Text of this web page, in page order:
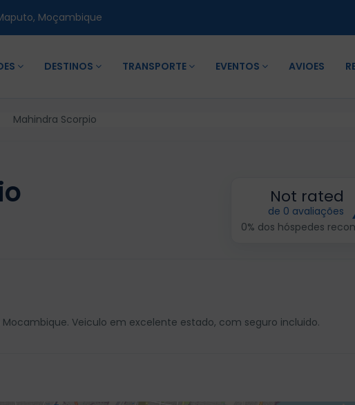
Moçambique
DESTINOS TRANSPORTE EVENTOS AVIOES
Mahindra Scorpio
Not rated
de 0 avaliações
0% dos hóspedes
Veiculo em excelente estado, com seguro incluido.